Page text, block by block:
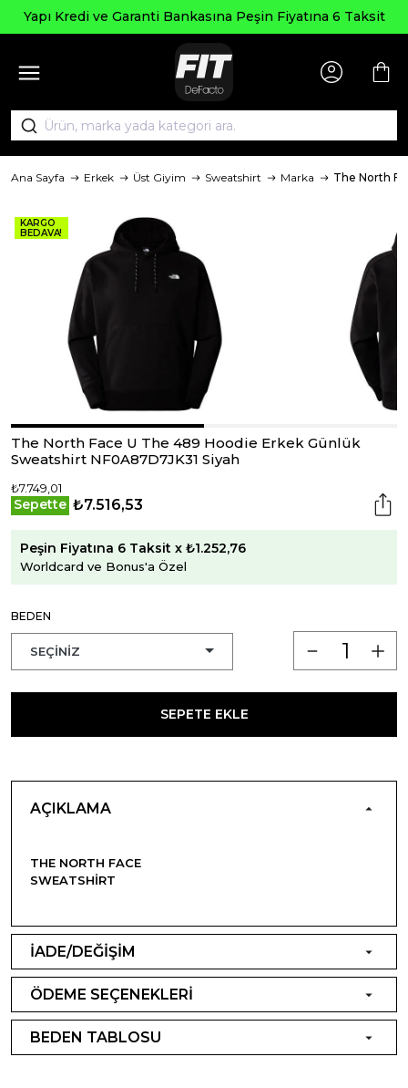
Yapı Kredi ve Garanti Bankasına Peşin Fiyatına 6 Taksit
Ana Sayfa Erkek Üst Giyim Sweatshirt Marka The North
KARGO
BEDAVA!
The North Face U The 489 Hoodie Erkek Günlük
Sweatshirt NF0A87D7JK31 Siyah
₺7.749,01
Sepette ₺7.516,53
Peşin Fiyatına 6 Taksit x ₺1.252,76
Worldcard ve Bonus'a Özel
BEDEN
SEPETE EKLE
AÇIKLAMA
THE NORTH FACE
SWEATSHIRT
İADE/DEĞİŞİM
ÖDEME SEÇENEKLERİ
BEDEN TABLOSU